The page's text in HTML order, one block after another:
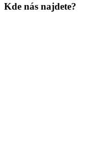
Kde nás najdete?